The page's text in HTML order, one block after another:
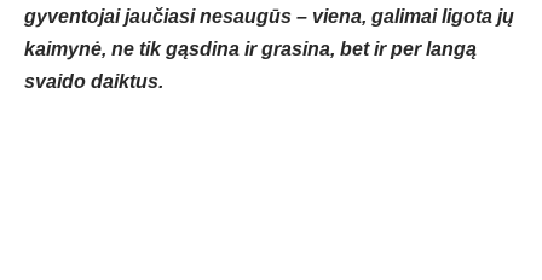
gy­ven­to­jai jau­čia­si nesaugūs – viena, galimai ligota jų
kaimynė, ne tik gąsdina ir grasina, bet ir per langą
svaido daiktus.